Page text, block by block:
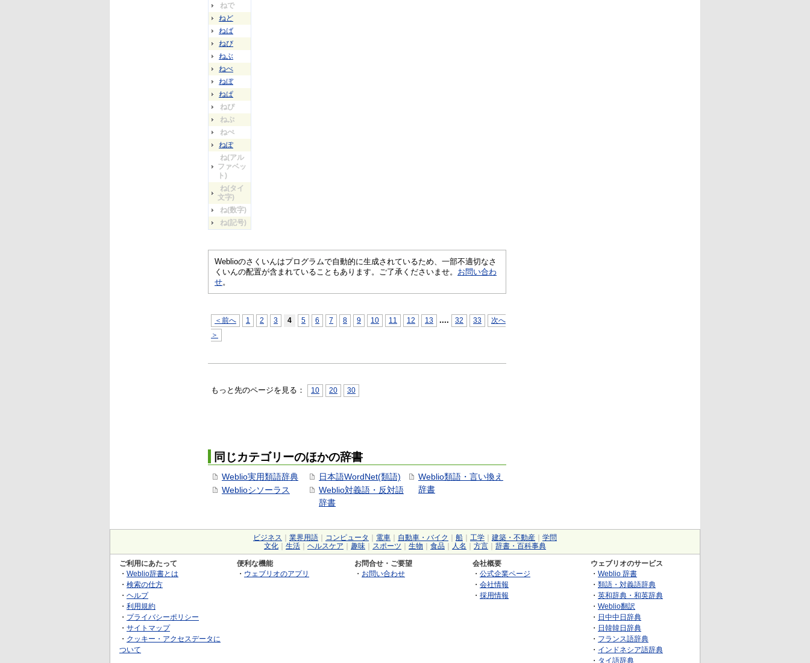
ねで
ねど
ねば
ねび
ねぶ
ねべ
ねぼ
ねぱ
ねぴ
ねぷ
ねぺ
ねぽ
ね(アル
ファベッ
ト)
ね(タイ
文字)
ね(数字)
ね(記号)
Weblioのさくいんはプログラムで自動的に生成されているため、一部不適切なさ
くいんの配置が含まれていることもあります。ご了承くださいませ。 お問い合わ
せ。
＜前へ 1 2 3 4 5 6 7 8 9 10 11 12 13 .... 32 33
次へ
＞
もっと先のページを見る： 10 20 30
同じカテゴリーのほかの辞書
Weblio実用類語辞典
Weblioシソーラス
日本語WordNet(類語)
Weblio対義語・反対語
辞書
Weblio類語・言い換え
辞書
ビジネス 業界用語 コンピュータ 電車 自動車・バイク 船 工学 建築・不動産
学問
文化
生活 ヘルスケア 趣味 スポーツ 生物 食品 人名 方言 辞書・百科事典
ご利用にあたって
・ Weblio辞書とは
・ 検索の仕方
・ ヘルプ
・ 利用規約
・ プライバシーポリシー
・ サイトマップ
・ クッキー・アクセスデータに
ついて
便利な機能
・ ウェブリオのアプリ
お問合せ・ご要望
・ お問い合わせ
会社概要
・ 公式企業ページ
・ 会社情報
・ 採用情報
ウェブリオのサービス
・ Weblio 辞書
・ 類語・対義語辞典
・ 英和辞典・和英辞典
・ Weblio翻訳
・ 日中中日辞典
・ 日韓韓日辞典
・ フランス語辞典
・ インドネシア語辞典
・ タイ語辞典